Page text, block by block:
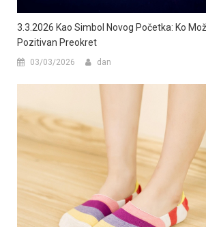
3.3.2026 Kao Simbol Novog Početka: Ko
Pozitivan Preokret
03/03/2026 dan